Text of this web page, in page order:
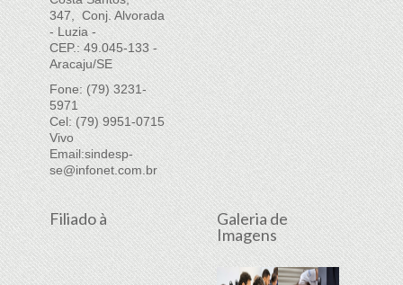
347, Conj. Alvorada
- Luzia -
CEP.: 49.045-133 -
Aracaju/SE
Fone: (79) 3231-
5971
Cel: (79) 9951-0715
Vivo
Email:sindesp-
se@infonet.com.br
Filiado à
Galeria de
Imagens